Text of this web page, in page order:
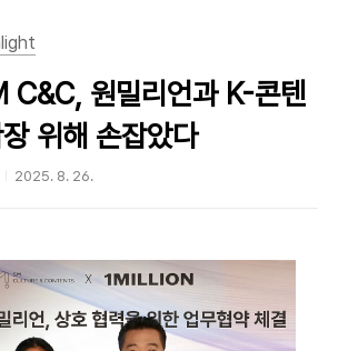
원밀리언과 K-콘텐
위해 손잡았다
2025. 8. 26.